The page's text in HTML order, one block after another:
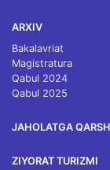
ARXIV
Bakalavriat
Magistratura
Qabul 2024
Qabul 2025
JAHOLATGA
ZIYORAT TURIZMI